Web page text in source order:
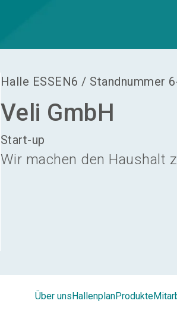
Halle ESSEN6 / Standnummer
Veli GmbH
Start-up
Wir machen den Haushalt
Über unsHallenplanProdukte